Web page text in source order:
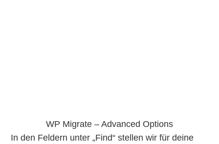
WP Migrate – Advanced Options
In den Feldern unter „Find“ stellen wir für deine